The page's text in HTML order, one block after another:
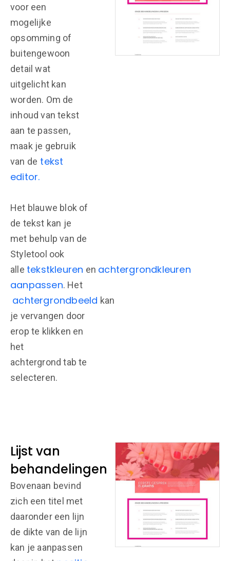
voor een
mogelijke
opsomming of
buitengewoon
detail wat
uitgelicht kan
worden. Om de
inhoud van tekst
aan te passen,
maak je gebruik
van de tekst
editor.
Het blauwe blok of
de tekst kan je
met behulp van de
Styletool ook
alle tekstkleuren en achtergrondkleuren
aanpassen. Het
achtergrondbeeld kan
je vervangen door
erop te klikken en
het
achtergrond tab te
selecteren.
Lijst van
behandelingen
Bovenaan bevind
zich een titel met
daaronder een lijn
de dikte van de lijn
kan je aanpassen